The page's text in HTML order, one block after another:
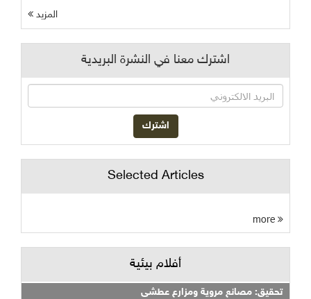
المزيد
اشترك معنا في النشرة البريدية
Selected Articles
أفلام بيئية
تحقيق: مصانع مروية ومزارع عطشى